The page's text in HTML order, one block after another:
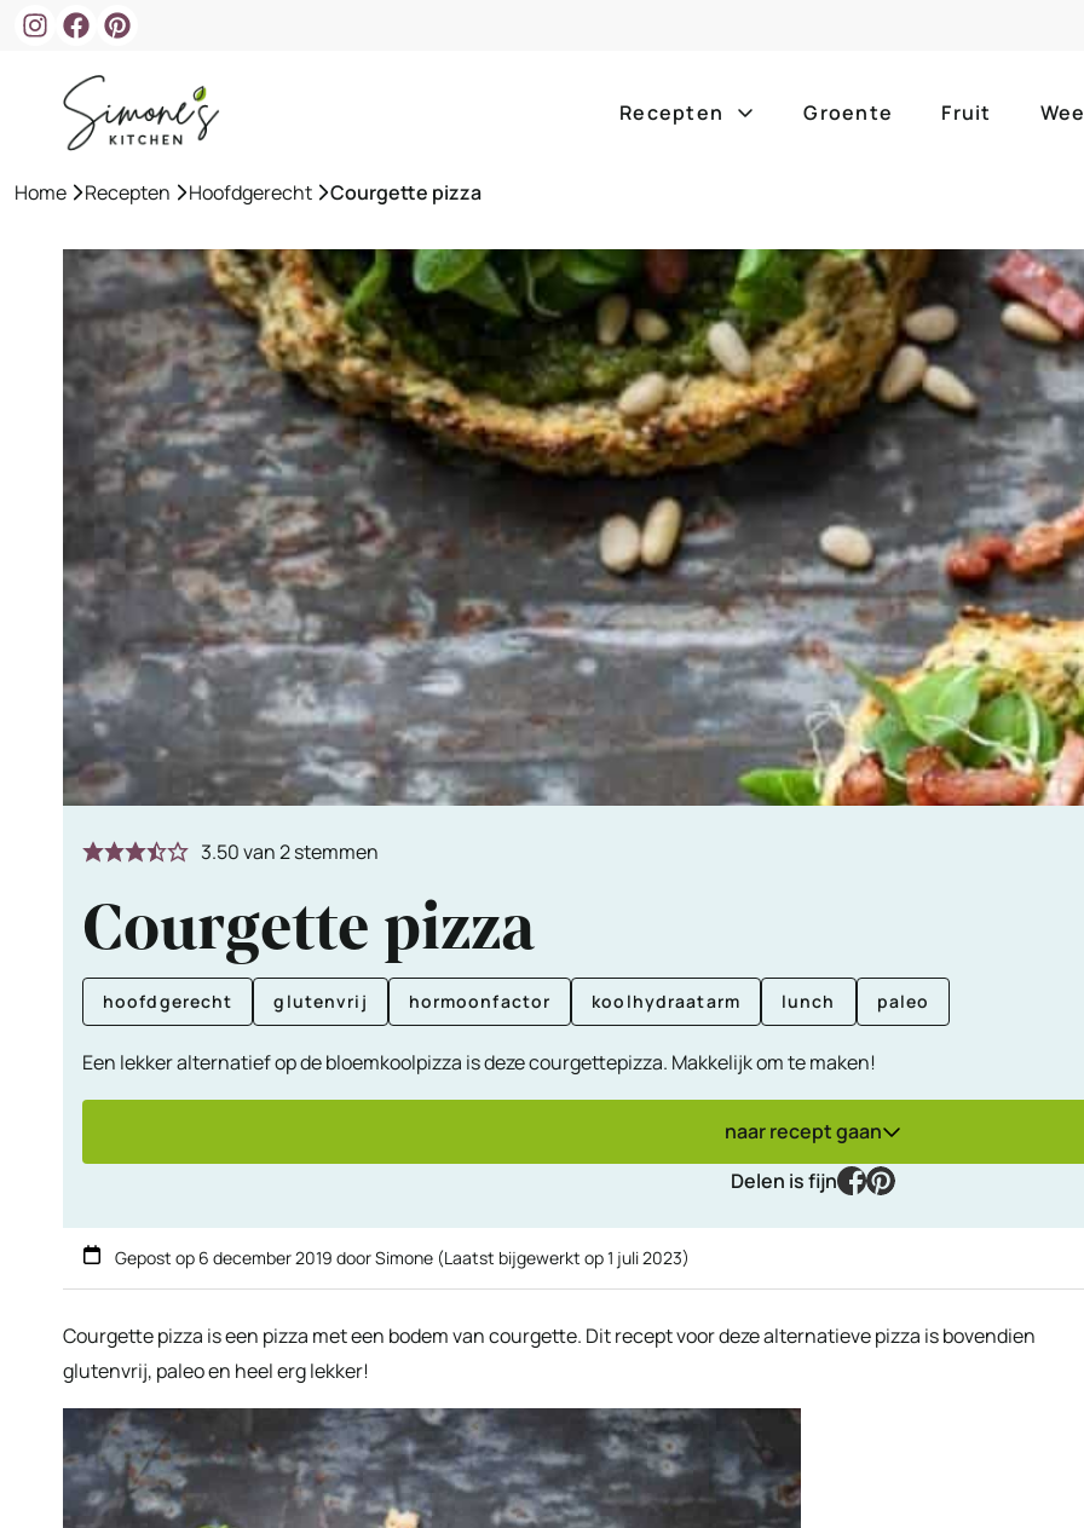
Recepten
ontbijt bijgerechten
lunch hoofdgerechten
borrelhapjes desserts
voorgerechten drankjes
alle
alle
zomer
slow
Groente Fruit
Home »Recepten »Hoofdgerecht »Courgette pizza
3.50van2stemmen
Courgette pizza
hoofdgerecht glutenvrij hormoonfactor koolhydraatarm lunch paleo
Een lekker alternatief op de bloemkoolpizza is deze courgettepizza. Makkelijk om te maken!
naar recept gaan
Delen is fijn
facebook
pinterest
Gepost op 6 december 2019 doorSimone (Laatst bijgewerkt op1 juli 2023)
Courgette pizza is een pizza met een bodem van courgette. Dit recept voor deze alternatieve pizza is bovendien
glutenvrij, paleo en heel erg lekker!